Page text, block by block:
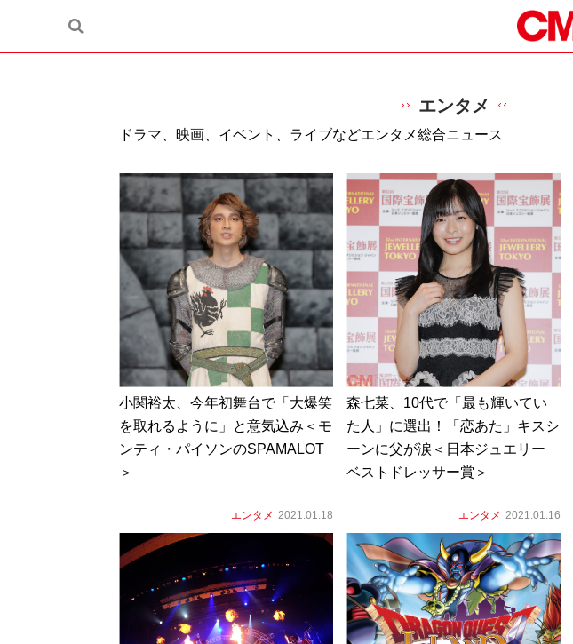
エンタメ
ドラマ、映画、イベント、ライブなどエンタメ総合ニュース
小関裕太、今年初舞台で「大爆笑
を取れるように」と意気込み＜モ
ンティ・パイソンのSPAMALOT
＞
エンタメ 2021.01.18
森七菜、10代で「最も輝いてい
た人」に選出！「恋あた」キスシ
ーンに父が涙＜日本ジュエリー
ベストドレッサー賞＞
エンタメ 2021.01.16